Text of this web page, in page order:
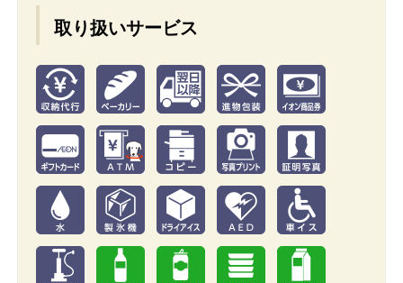
取り扱いサービス